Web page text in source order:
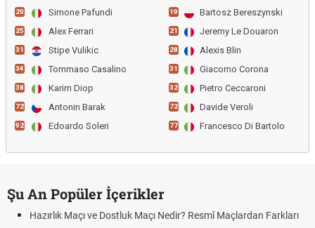
20 Simone Pafundi
25 Alex Ferrari
31 Stipe Vulikic
34 Tommaso Casalino
38 Karim Diop
72 Antonin Barak
92 Edoardo Soleri
19 Bartosz Bereszynski
21 Jeremy Le Douaron
28 Alexis Blin
31 Giacomo Corona
32 Pietro Ceccaroni
72 Davide Veroli
77 Francesco Di Bartolo
Şu An Popüler İçerikler
Hazırlık Maçı ve Dostluk Maçı Nedir? Resmî Maçlardan Farkları